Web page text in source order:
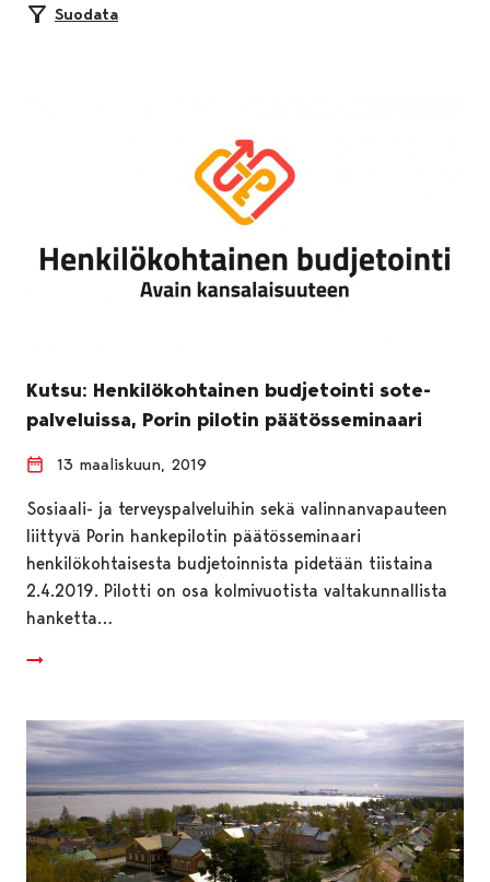
Suodata
Kutsu: Henkilökohtainen budjetointi sote-
palveluissa, Porin pilotin päätösseminaari
13 maaliskuun, 2019
Sosiaali- ja terveyspalveluihin sekä valinnanvapauteen
liittyvä Porin hankepilotin päätösseminaari
henkilökohtaisesta budjetoinnista pidetään tiistaina
2.4.2019. Pilotti on osa kolmivuotista valtakunnallista
hanketta…